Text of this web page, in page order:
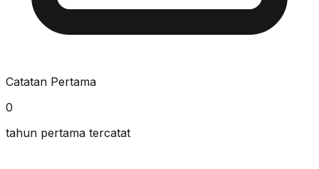
Catatan Pertama
0
tahun pertama tercatat